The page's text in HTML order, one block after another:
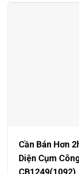
Cần Bán Hơn
Diện Cụm
CB1249(1092)